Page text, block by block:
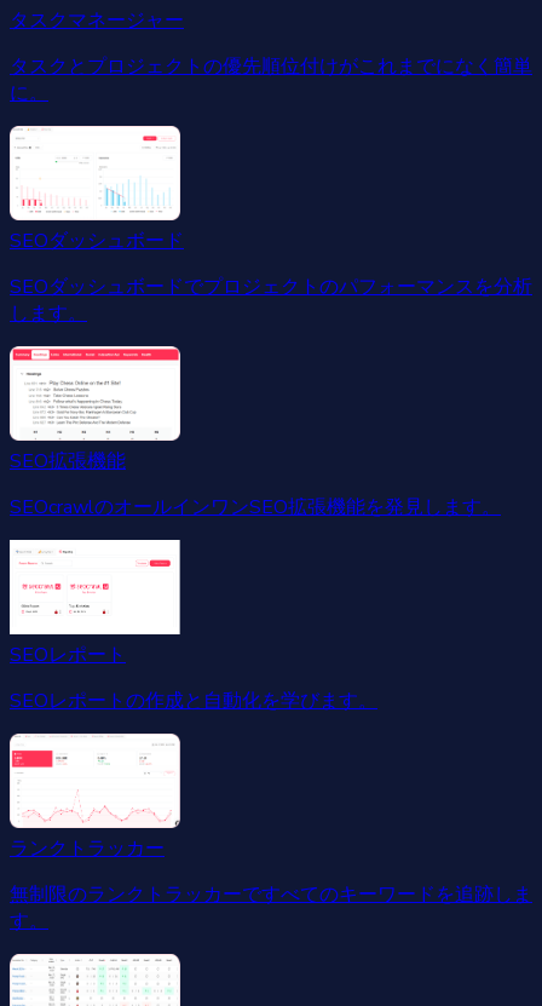
タスクマネージャー
タスクとプロジェクトの優先順位付けがこれまでになく簡単
に。
SEOダッシュボード
SEOダッシュボードでプロジェクトのパフォーマンスを分析
します。
SEO拡張機能
SEOcrawlのオールインワンSEO拡張機能を発見します。
SEOレポート
SEOレポートの作成と自動化を学びます。
ランクトラッカー
無制限のランクトラッカーですべてのキーワードを追跡しま
す。